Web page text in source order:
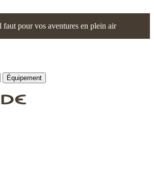
faut pour vos aventures en plein air
Équipement